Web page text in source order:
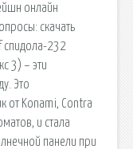
онлайн
скачать
спидола-232
3) – эти
Это
от Konami, Contra
и стала
панели при